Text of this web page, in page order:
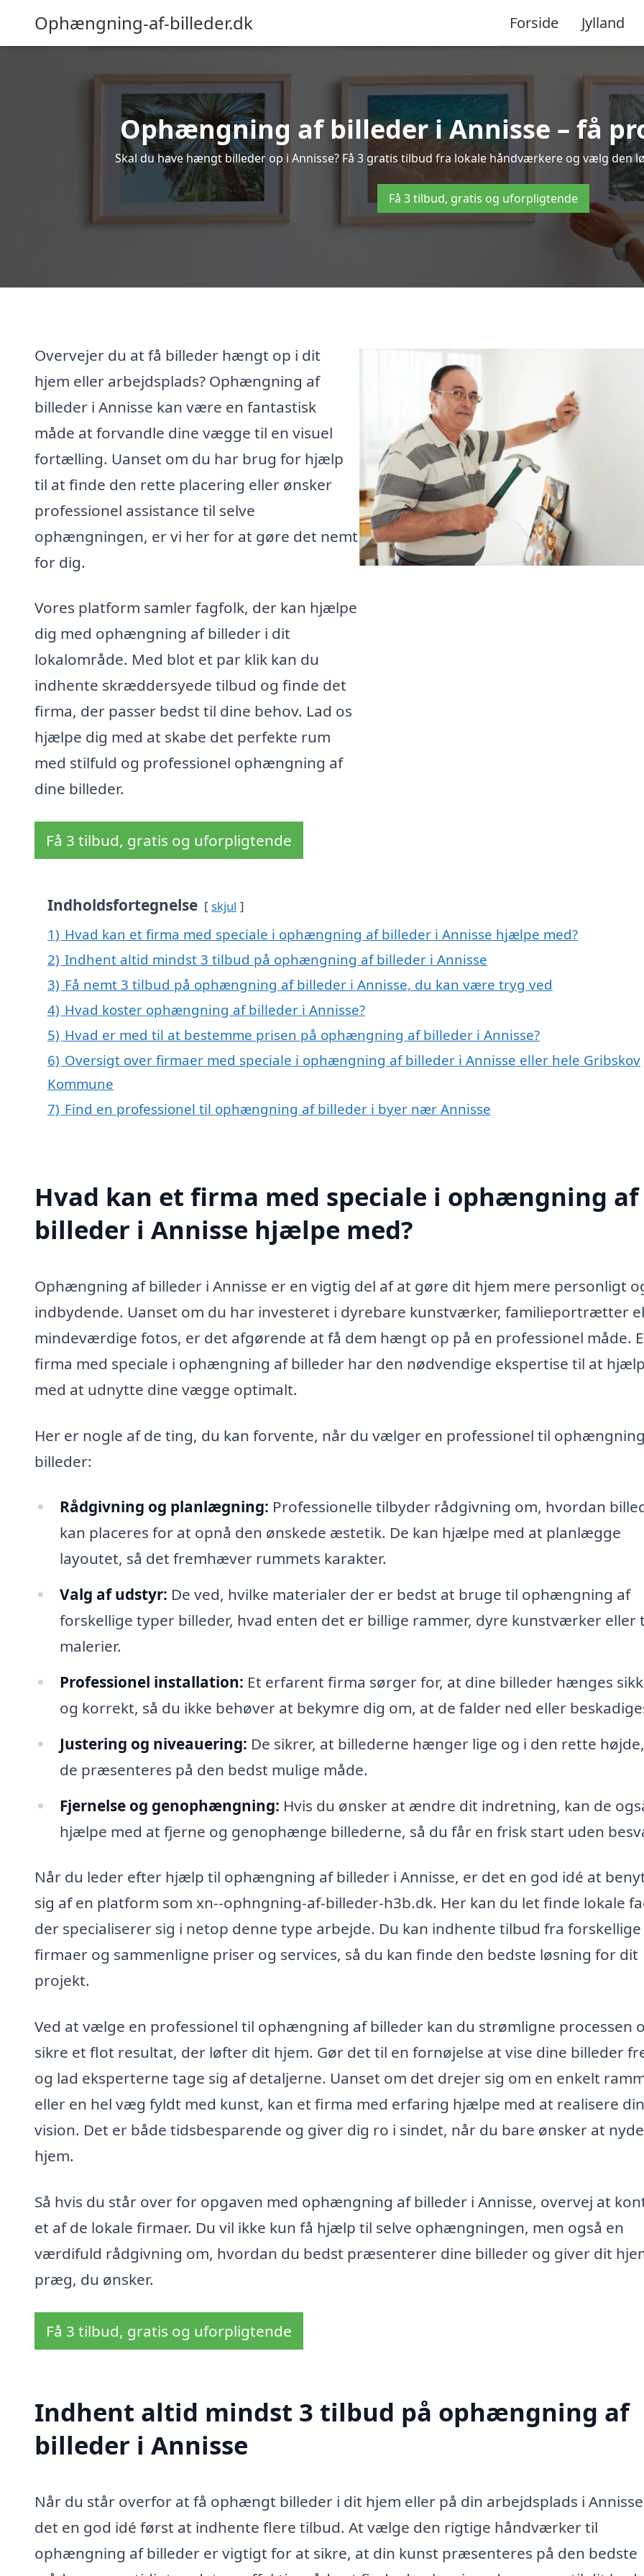
Ophængning-af-billeder.dk Forside Jylland
Ophængning af billeder i Annisse – få
Skal du have hængt billeder op i Annisse? Få 3 gratis tilbud fra lokale håndværkere og vælg den
Få 3 tilbud, gratis og uforpligtende
Overvejer du at få billeder hængt op i dit
hjem eller arbejdsplads? Ophængning af
billeder i Annisse kan være en fantastisk
måde at forvandle dine vægge til en visuel
fortælling. Uanset om du har brug for hjælp
til at finde den rette placering eller ønsker
professionel assistance til selve
ophængningen, er vi her for at gøre det nemt
for dig.
Vores platform samler fagfolk, der kan hjælpe
dig med ophængning af billeder i dit
lokalområde. Med blot et par klik kan du
indhente skræddersyede tilbud og finde det
firma, der passer bedst til dine behov. Lad os
hjælpe dig med at skabe det perfekte rum
med stilfuld og professionel ophængning af
dine billeder.
Få 3 tilbud, gratis og uforpligtende
Indholdsfortegnelse skjul
1) Hvad kan et firma med speciale i ophængning af billeder i Annisse hjælpe med?
2) Indhent altid mindst 3 tilbud på ophængning af billeder i Annisse
3) Få nemt 3 tilbud på ophængning af billeder i Annisse, du kan være tryg ved
4) Hvad koster ophængning af billeder i Annisse?
5) Hvad er med til at bestemme prisen på ophængning af billeder i Annisse?
6) Oversigt over firmaer med speciale i ophængning af billeder i Annisse eller hele Gribskov
Kommune
7) Find en professionel til ophængning af billeder i byer nær Annisse
Hvad kan et firma med speciale i ophængning af
billeder i Annisse hjælpe med?
Ophængning af billeder i Annisse er en vigtig del af at gøre dit hjem mere personligt
indbydende. Uanset om du har investeret i dyrebare kunstværker, familieportrætter
mindeværdige fotos, er det afgørende at få dem hængt op på en professionel måde.
firma med speciale i ophængning af billeder har den nødvendige ekspertise til at
med at udnytte dine vægge optimalt.
Her er nogle af de ting, du kan forvente, når du vælger en professionel til
billeder:
Rådgivning og planlægning: Professionelle tilbyder rådgivning om, hvordan
kan placeres for at opnå den ønskede æstetik. De kan hjælpe med at planlægge
layoutet, så det fremhæver rummets karakter.
Valg af udstyr: De ved, hvilke materialer der er bedst at bruge til ophængning af
forskellige typer billeder, hvad enten det er billige rammer, dyre kunstværker eller
malerier.
Professionel installation: Et erfarent firma sørger for, at dine billeder hænges
og korrekt, så du ikke behøver at bekymre dig om, at de falder ned eller
Justering og niveauering: De sikrer, at billederne hænger lige og i den rette
de præsenteres på den bedst mulige måde.
Fjernelse og genophængning: Hvis du ønsker at ændre dit indretning, kan de
hjælpe med at fjerne og genophænge billederne, så du får en frisk start uden
Når du leder efter hjælp til ophængning af billeder i Annisse, er det en god idé at
sig af en platform som xn--ophngning-af-billeder-h3b.dk. Her kan du let finde lokale
der specialiserer sig i netop denne type arbejde. Du kan indhente tilbud fra forskellige
firmaer og sammenligne priser og services, så du kan finde den bedste løsning for dit
projekt.
Ved at vælge en professionel til ophængning af billeder kan du strømligne processen
sikre et flot resultat, der løfter dit hjem. Gør det til en fornøjelse at vise dine billeder
og lad eksperterne tage sig af detaljerne. Uanset om det drejer sig om en enkelt
eller en hel væg fyldt med kunst, kan et firma med erfaring hjælpe med at realisere din
vision. Det er både tidsbesparende og giver dig ro i sindet, når du bare ønsker at
hjem.
Så hvis du står over for opgaven med ophængning af billeder i Annisse, overvej at
et af de lokale firmaer. Du vil ikke kun få hjælp til selve ophængningen, men også en
værdifuld rådgivning om, hvordan du bedst præsenterer dine billeder og giver dit
præg, du ønsker.
Få 3 tilbud, gratis og uforpligtende
Indhent altid mindst 3 tilbud på ophængning af
billeder i Annisse
Når du står overfor at få ophængt billeder i dit hjem eller på din arbejdsplads i
det en god idé først at indhente flere tilbud. At vælge den rigtige håndværker til
ophængning af billeder er vigtigt for at sikre, at din kunst præsenteres på den bedste